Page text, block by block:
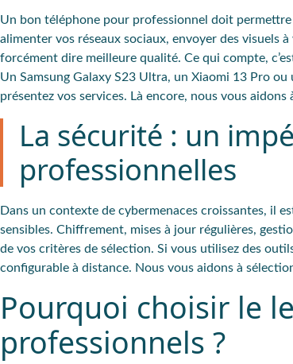
Un bon téléphone pour professionnel doit permettre
alimenter vos réseaux sociaux, envoyer des visuels
forcément dire meilleure qualité. Ce qui compte,
Un Samsung Galaxy S23 Ultra, un Xiaomi 13 Pro ou
présentez vos services. Là encore, nous vous
La sécurité : un
professionnelles
Dans un contexte de cybermenaces croissantes, il
sensibles. Chiffrement, mises à jour régulières,
de vos critères de sélection. Si vous utilisez des
configurable à distance. Nous vous aidons à
Pourquoi choisir le
professionnels ?